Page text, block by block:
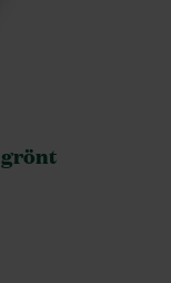
grönt